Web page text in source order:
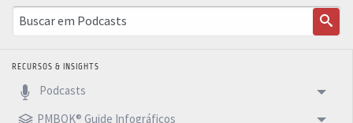
RECURSOS & INSIGHTS
Podcasts
PMBOK® Guide Infográficos